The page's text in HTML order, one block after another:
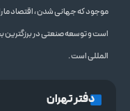
موجود که جهانی شدن ، اقتصاد ما
است و توسعه صنعتی در برزگترین
المللی است .
دفتر تهران